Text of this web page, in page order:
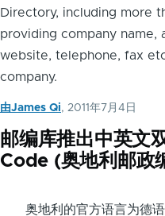
Directory, including more
providing company name,
website, telephone, fax
company.
由James Qi, 2011年7月4日
邮编库推出中英文
Code (奥地利邮政
奥地利的官方语言为德语